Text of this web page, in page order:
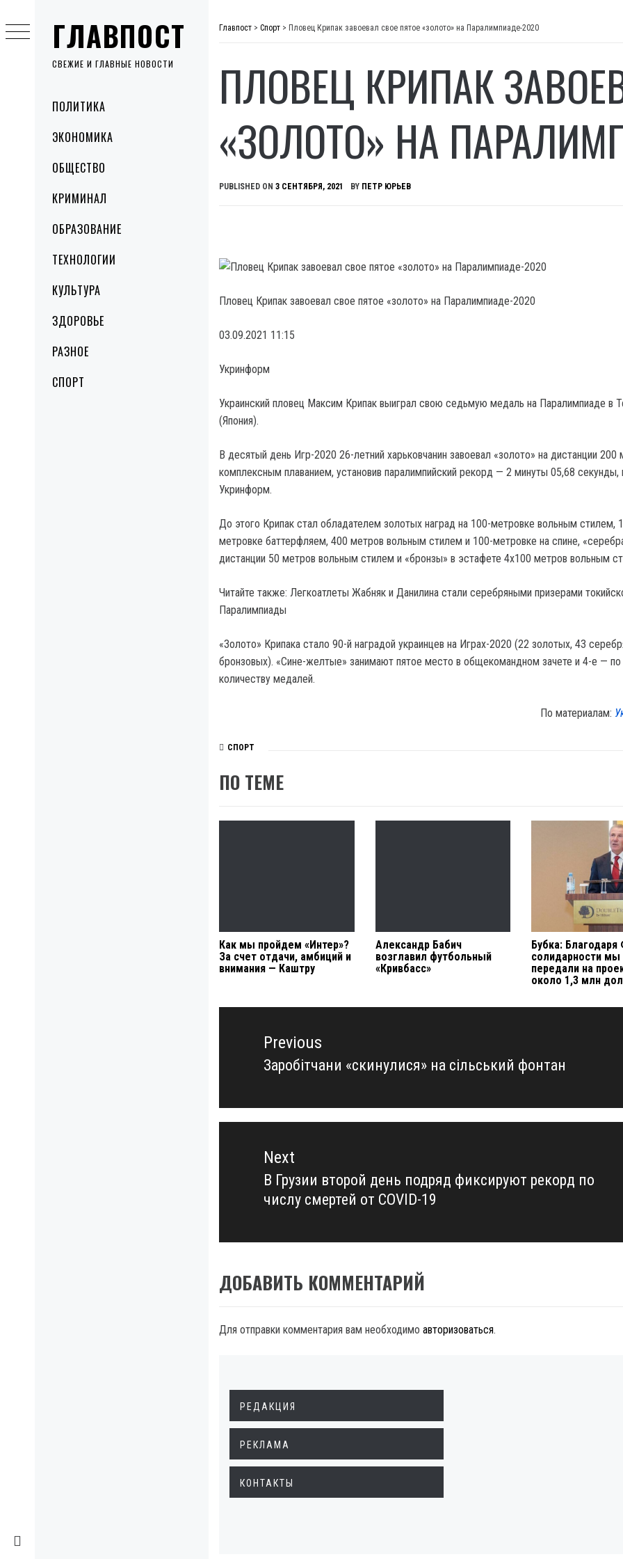
ГЛАВПОСТ
СВЕЖИЕ И ГЛАВНЫЕ НОВОСТИ
MenuПОЛИТИКА
ЭКОНОМИКА
ОБЩЕСТВО
КРИМИНАЛ
ОБРАЗОВАНИЕ
ТЕХНОЛОГИИ
КУЛЬТУРА
ЗДОРОВЬЕ
РАЗНОЕ
СПОРТ
to
content
Главпост > Спорт > Пловец Крипак завоевал свое пятое «золото» на Паралимпиаде-2020
ПЛОВЕЦ КРИПАК
«ЗОЛОТО» НА
PUBLISHED ON 3 СЕНТЯБРЯ, 2021 BY ПЕТР ЮРЬЕВ
Пловец Крипак завоевал свое пятое «золото» на Паралимпиаде-2020
03.09.2021 11:15
Укринформ
Украинский пловец Максим Крипак выиграл свою седьмую медаль на Паралимпиаде в
(Япония).
В десятый день Игр-2020 26-летний харьковчанин завоевал «золото» на дистанции 200
комплексным плаванием, установив паралимпийский рекорд — 2 минуты 05,68 секунды,
Укринформ.
До этого Крипак стал обладателем золотых наград на 100-метровке вольным стилем,
метровке баттерфляем, 400 метров вольным стилем и 100-метровке на спине,
дистанции 50 метров вольным стилем и «бронзы» в эстафете 4х100 метров вольным
Читайте также: Легкоатлеты Жабняк и Данилина стали серебряными призерами
Паралимпиады
«Золото» Крипака стало 90-й наградой украинцев на Играх-2020 (22 золотых, 43
бронзовых). «Сине-желтые» занимают пятое место в общекомандном зачете и 4-е — по
количеству медалей.
По материалам:
СПОРТ
ПО ТЕМЕ
Как мы пройдем «Интер»?
За счет отдачи, амбиций и
внимания — Каштру
Александр Бабич
возглавил футбольный
«Кривбасс»
Бубка: Благодаря
солидарности мы
передали на
около 1,3 млн
Навигация
записямPrevious
Previous
Заробітчани «скинулися» на сільський фонтан
Next
Next
post:
В Грузии второй день подряд фиксируют рекорд по
числу смертей от COVID-19
ДОБАВИТЬ КОММЕНТАРИЙ
Для отправки комментария вам необходимо авторизоваться.
РЕДАКЦИЯ
РЕКЛАМА
КОНТАКТЫ